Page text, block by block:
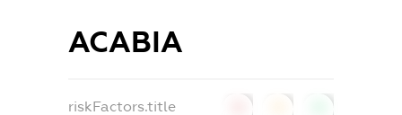
АСАВІА
riskFactors.title